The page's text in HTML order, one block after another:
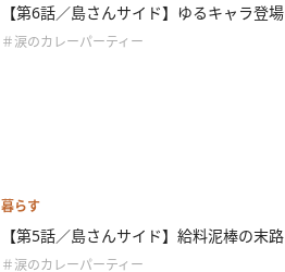
【第6話／島さんサイド】ゆるキャラ登場
＃涙のカレーパーティー
暮らす
【第5話／島さんサイド】給料泥棒の末路
＃涙のカレーパーティー